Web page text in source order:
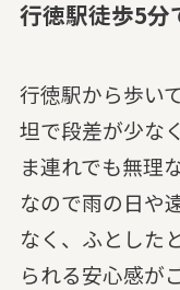
行徳駅徒歩5分
行徳駅から歩い
坦で段差が少な
ま連れでも無理
なので雨の日や
なく、ふとした
られる安心感が